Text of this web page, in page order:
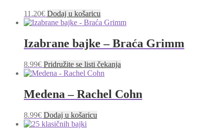
11.20€ Dodaj u košaricu
Izabrane bajke – Braća Grimm
8.99€ Pridružite se listi čekanja
Medena – Rachel Cohn
8.99€ Dodaj u košaricu